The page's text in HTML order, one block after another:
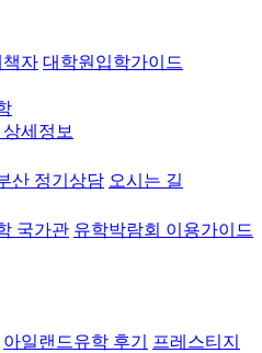
자 대학원입학가이드
세정보
산 정기상담 오시는 길
국가관 유학박람회 이용가이드
아일랜드유학 후기
프레스티지